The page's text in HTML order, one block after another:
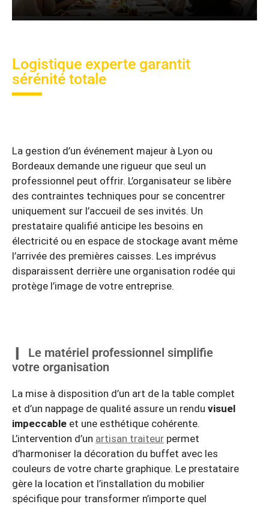
Logistique experte garantit
sérénité totale
La gestion d’un événement majeur à Lyon ou
Bordeaux demande une rigueur que seul un
professionnel peut offrir. L’organisateur se libère
des contraintes techniques pour se concentrer
uniquement sur l’accueil de ses invités. Un
prestataire qualifié anticipe les besoins en
électricité ou en espace de stockage avant même
l’arrivée des premières caisses. Les imprévus
disparaissent derrière une organisation rodée qui
protège l’image de votre entreprise.
Le matériel professionnel simplifie
votre organisation
La mise à disposition d’un art de la table complet
et d’un nappage de qualité assure un rendu visuel
impeccable et une esthétique cohérente.
L’intervention d’un artisan traiteur permet
d’harmoniser la décoration du buffet avec les
couleurs de votre charte graphique. Le prestataire
gère la location et l’installation du mobilier
spécifique pour transformer n’importe quel